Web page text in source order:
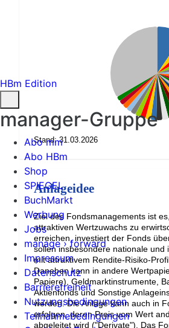
Stand: 31.03.2026
Anlageidee
Ziel des Fondsmanagements ist
attraktiven Wertzuwachs zu
erreichen, investiert der Fonds
sollen insbesondere nationale und
mit attraktivem Rendite-Risiko-
Daneben kann in andere
Papiere), Geldmarktinstrumente,
Aktienfonds und Sonstige
werden. Die Anlage kann auch in
erfolgen, deren Preis vom Wert
abgeleitet wird ("Derivate"). Das
HBm Edition
manager-Gruppe
Abo mm
Abo HBm
Shop
SPIEGEL
BuchMarkt
Werbung
Jobs
manage › forward
Impressum
Datenschutz
Barrierefreiheit
Nutzungsbedingungen
Teilnahmebedingungen